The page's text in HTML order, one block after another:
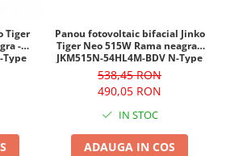
Tiger
-
Type
Panou fotovoltaic bifacial Jinko
Tiger Neo 515W Rama neagra -
JKM515N-54HL4M-BDV N-Type
538,45 RON
490,05 RON
IN STOC
ADAUGA IN COS